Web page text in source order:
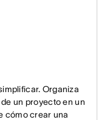
Organiza
un proyecto en un
cómo crear una